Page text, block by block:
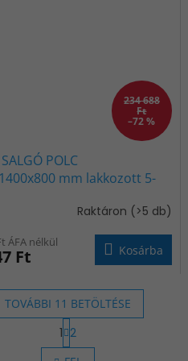
234 688
Ft
–72 %
POLC
mm lakkozott 5-
Raktáron (>5 db)
ÁFA nélkül
Ft Kosárba
L
i
TOVÁBBI 11 BETÖLTÉSE
L
a
p
1 2